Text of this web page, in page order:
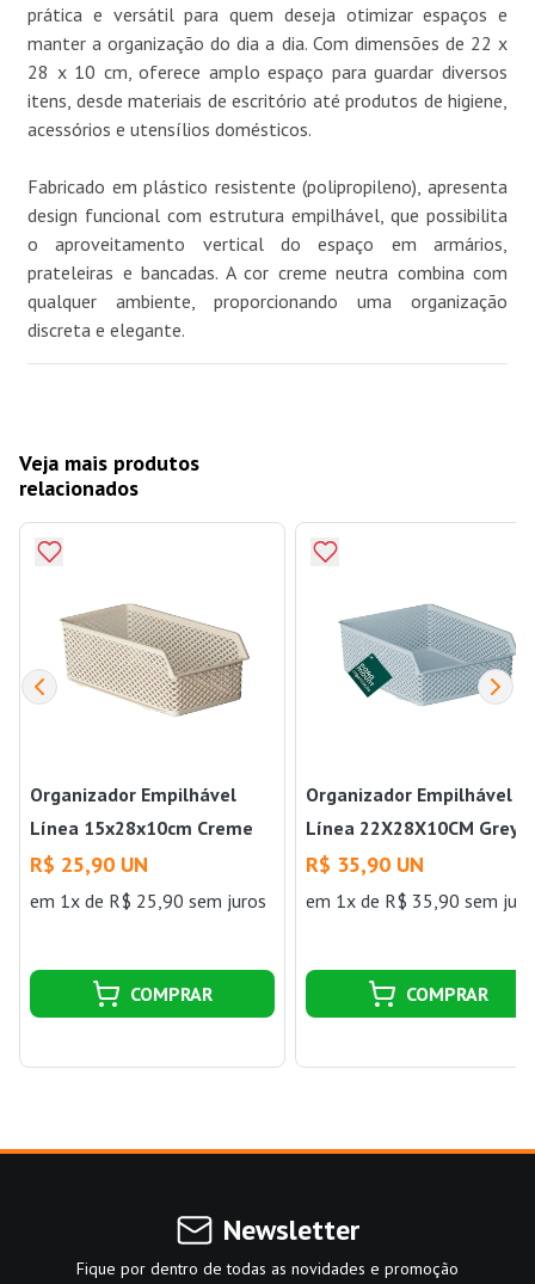
prática e versátil para quem deseja otimizar espaços e
manter a organização do dia a dia. Com dimensões de 22 x
28 x 10 cm, oferece amplo espaço para guardar diversos
itens, desde materiais de escritório até produtos de higiene,
acessórios e utensílios domésticos.
Fabricado em plástico resistente (polipropileno), apresenta
design funcional com estrutura empilhável, que possibilita
o aproveitamento vertical do espaço em armários,
prateleiras e bancadas. A cor creme neutra combina com
qualquer ambiente, proporcionando uma organização
discreta e elegante.
Veja mais produtos
relacionados
Organizador Empilhável
Línea 15x28x10cm Creme
Paramount
R$ 25,90 UN
em 1x de R$ 25,90 sem juros
COMPRAR
Organizador Empilhável
Línea 22X28X10CM Grey
Paramount
R$ 35,90 UN
em 1x de R$ 35,90 sem
COMPRAR
Newsletter
Fique por dentro de todas as novidades e promoção